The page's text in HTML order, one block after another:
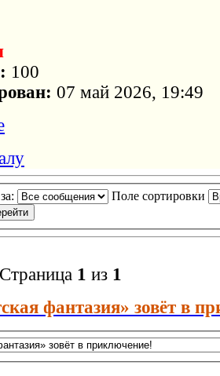
100
07 май 2026, 19:49
Поле сортировки
1 из 1
фантазия» зовёт в